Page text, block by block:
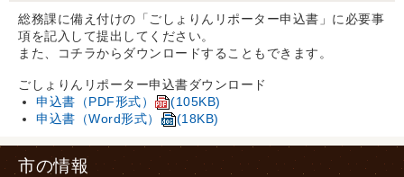
総務課に備え付けの「ごしょりんリポーター申込書」に必要事
項を記入して提出してください。
また、コチラからダウンロードすることもできます。
ごしょりんリポーター申込書ダウンロード
申込書（PDF形式）
(105KB)
申込書（Word形式）
(18KB)
市の情報